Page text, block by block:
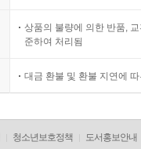
상품의 불량에 의한 반품,
준하여 처리됨
대금 환불 및 환불 지연에
청소년보호정책 도서홍보안내